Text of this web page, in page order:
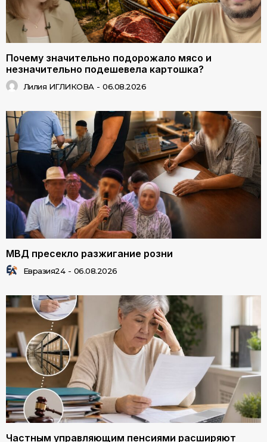
Почему значительно подорожало мясо и
незначительно подешевела картошка?
Лилия ИГЛИКОВА - 06.08.2026
МВД пресекло разжигание розни
Евразия24 - 06.08.2026
Частным управляющим пенсиями расширяют